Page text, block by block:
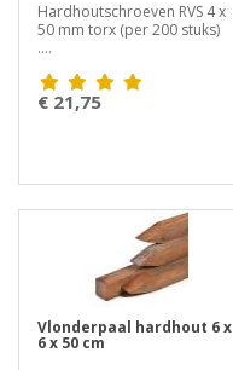
Hardhoutschroeven RVS 4 x
50 mm torx (per 200 stuks)
....
€ 21,75
Vlonderpaal hardhout 6 x
6 x 50 cm